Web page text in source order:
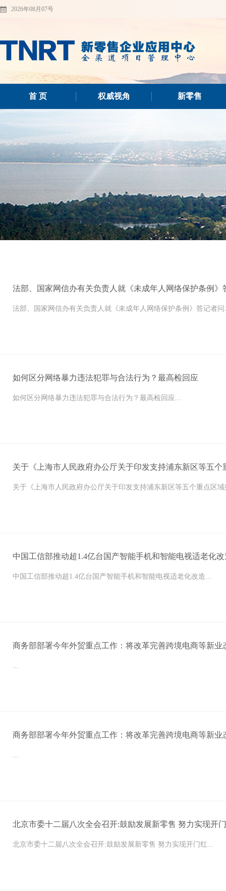
2026年08月07号
首 页 权威视角 新零售
法部、国家网信办有关负责人就《未成年人网络保护条例》
法部、国家网信办有关负责人就《未成年人网络保护条例》答记者问
如何区分网络暴力违法犯罪与合法行为？最高检回应
如何区分网络暴力违法犯罪与合法行为？最高检回应...
关于《上海市人民政府办公厅关于印发支持浦东新区等五
关于《上海市人民政府办公厅关于印发支持浦东新区等五个重点区
中国工信部推动超1.4亿台国产智能手机和智能电视适老化改
中国工信部推动超1.4亿台国产智能手机和智能电视适老化改造...
商务部部署今年外贸重点工作：将改革完善跨境电商等新业
...
商务部部署今年外贸重点工作：将改革完善跨境电商等新业
...
北京市委十二届八次全会召开:鼓励发展新零售 努力实现开
北京市委十二届八次全会召开:鼓励发展新零售 努力实现开门红...